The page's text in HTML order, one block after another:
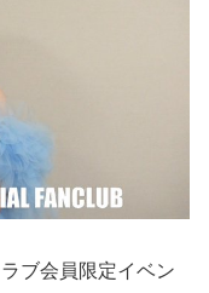
ブ会員限定イベン